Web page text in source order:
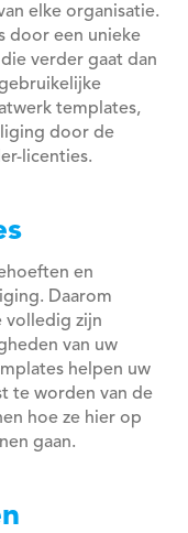
elke organisatie.
door een unieke
verder gaat dan
templates,
door de
licenties.
en
Daarom
volledig zijn
van uw
helpen uw
te worden van de
hoe ze hier op
gaan.